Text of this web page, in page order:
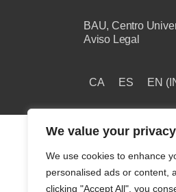
We value your privacy
We use cookies to enhance
personalised ads or content,
clicking "Accept All", you
BAU, Centro
Aviso Legal
CA ES EN (